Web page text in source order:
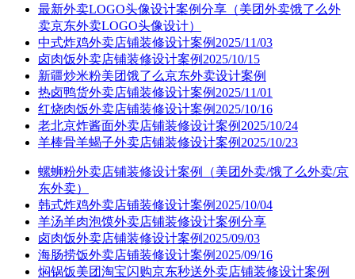
最新外卖LOGO头像设计案例分享（美团外卖饿了么外
卖京东外卖LOGO头像设计）
中式炸鸡外卖店铺装修设计案例2025/11/03
卤肉饭外卖店铺装修设计案例2025/10/15
新疆炒米粉美团饿了么京东外卖设计案例
热卤鸭货外卖店铺装修设计案例2025/11/01
红烧肉饭外卖店铺装修设计案例2025/10/16
老北京炸酱面外卖店铺装修设计案例2025/10/24
羊棒骨羊蝎子外卖店铺装修设计案例2025/10/23
螺蛳粉外卖店铺装修设计案例（美团外卖/饿了么外卖/京
东外卖）
韩式炸鸡外卖店铺装修设计案例2025/10/04
羊汤羊肉泡馍外卖店铺装修设计案例分享
卤肉饭外卖店铺装修设计案例2025/09/03
海肠捞饭外卖店铺装修设计案例2025/09/16
焖锅饭美团淘宝闪购京东秒送外卖店铺装修设计案例